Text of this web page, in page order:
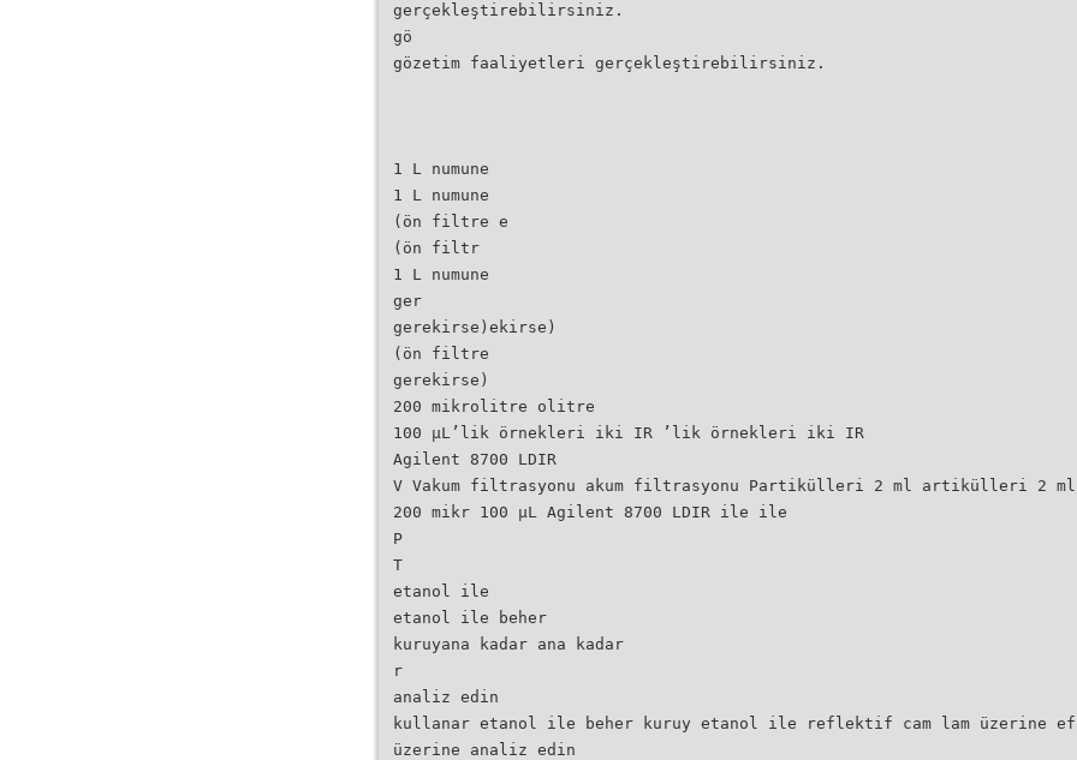
gerçekleştirebilirsiniz.
gö
gözetim faaliyetleri gerçekleştirebilirsiniz.
1 L numune
1 L numune
(ön filtre e
(ön filtr
1 L numune
ger
gerekirse)ekirse)
(ön filtre
gerekirse)
200 mikrolitre olitre
100 µL’lik örnekleri iki IR ’lik örnekleri iki IR
Agilent 8700 LDIR
V Vakum filtrasyonu akum filtrasyonu Partikülleri 2 ml artikülleri 2 ml
200 mikr 100 µL Agilent 8700 LDIR ile ile
P
T
etanol ile
etanol ile beher
kuruyana kadar ana kadar
r
analiz edin
kullanar etanol ile beher kuruy etanol ile reflektif cam lam üzerine
üzerine analiz edin